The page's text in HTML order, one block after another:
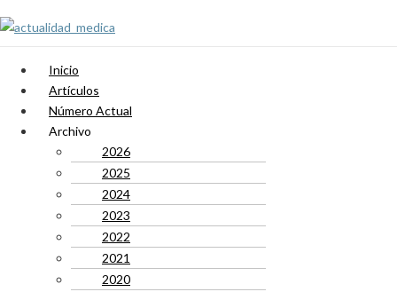
Inicio
Artículos
Número Actual
Archivo
2026
2025
2024
2023
2022
2021
2020